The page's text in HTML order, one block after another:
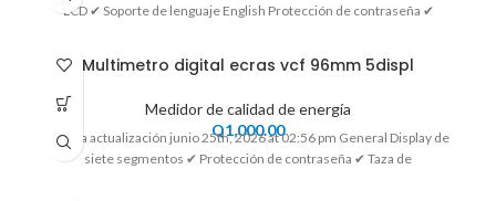
LCD ✔ Soporte de lenguaje English Protección de contraseña ✔
Multimetro digital ecras vcf 96mm 5displ
Medidor de calidad de energía
Q1,000.00
Ultima actualización junio 25th, 2026 at 02:56 pm General Display de
siete segmentos ✔ Protección de contraseña ✔ Taza de